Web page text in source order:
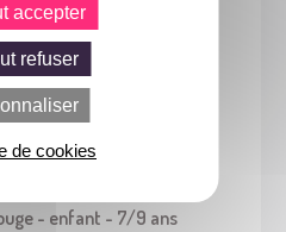
- enfant - 7/9 ans
accepter
refuser
de cookies